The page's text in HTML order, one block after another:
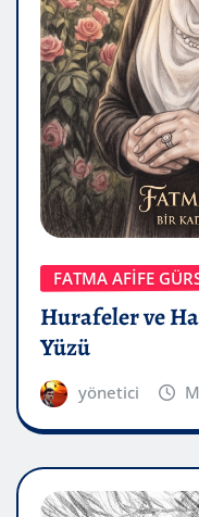
FATMA AFİFE
Hurafeler ve
Yüzü
yönetici